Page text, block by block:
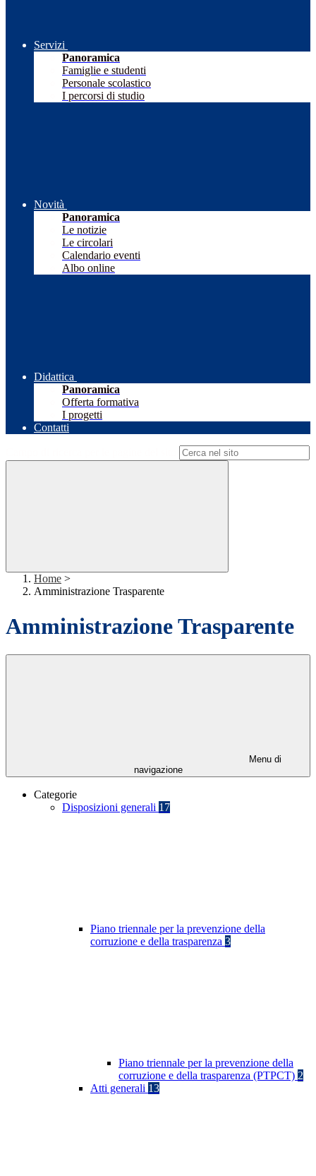
Servizi
Panoramica
Famiglie e studenti
Personale scolastico
I percorsi di studio
Novità
Panoramica
Le notizie
Le circolari
Calendario eventi
Albo online
Didattica
Panoramica
Offerta formativa
I progetti
Contatti
Home >
Amministrazione Trasparente
Amministrazione Trasparente
Menu di
navigazione
Categorie
Disposizioni generali 17
Piano triennale per la prevenzione della
corruzione e della trasparenza 3
Piano triennale per la prevenzione della
corruzione e della trasparenza (PTPCT) 2
Atti generali 13